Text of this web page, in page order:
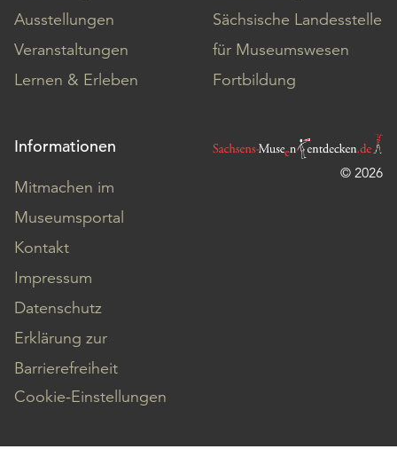
Ausstellungen
Veranstaltungen
Lernen & Erleben
Sächsische Landesstelle
für Museumswesen
Fortbildung
Informationen
Mitmachen im
Museumsportal
Kontakt
Impressum
Datenschutz
Erklärung zur
Barrierefreiheit
Cookie-Einstellungen
© 2026